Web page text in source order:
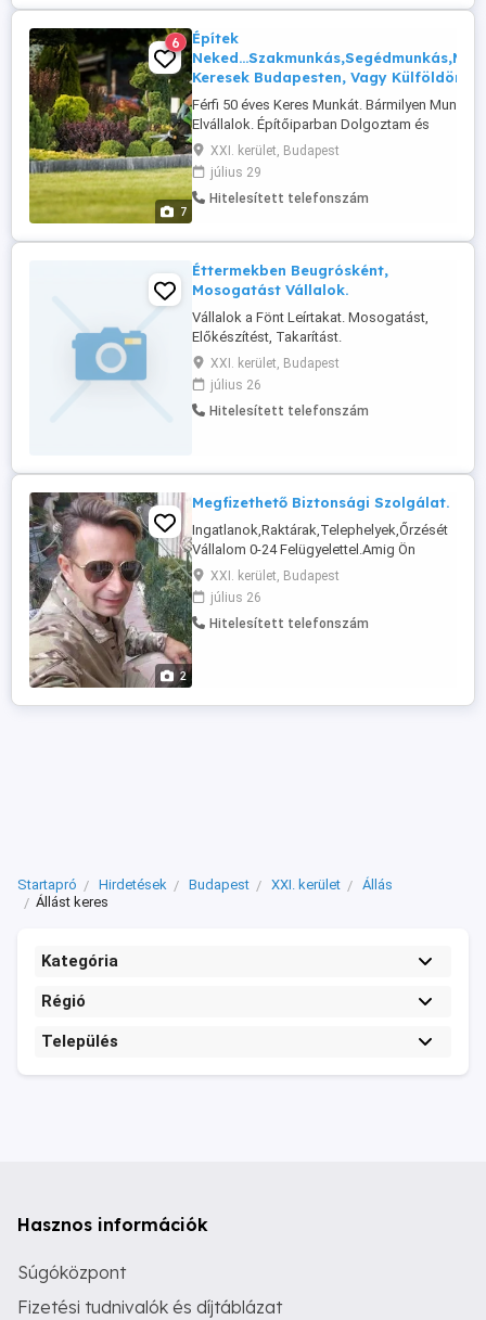
7
6
Építek
Keresek Budapesten, Vagy Külföldön.
Férfi 50 éves Keres Munkát. Bármilyen Munkát
Elvállalok. Építőiparban Dolgoztam és
Kertészetben és Épűletgépészetben.30 Évig.
Targonca Vizsgával is Rendelkezem.
Érdeklődését Várom a Hívását. Előre is
Köszönöm. Üdv János.
XXI. kerület, Budapest
július 29
Hitelesített telefonszám
Éttermekben Beugrósként,
Mosogatást Vállalok.
Vállalok a Fönt Leírtakat. Mosogatást,
Előkészítést, Takarítást.
XXI. kerület, Budapest
július 26
Hitelesített telefonszám
2
Megfizethető Biztonsági Szolgálat.
Ingatlanok,Raktárak,Telephelyek,Őrzését
Vállalom 0-24 Felügyelettel.Amig Ön
Pihen.....Én Dolgozom....És Minden
Erőmmel ,Tudásommal.....A Törvények
Szigorú Betartássával....Az Ön Ügyét
Szolgálom.Megbízási Szerződéssel.Üdv
XXI. kerület, Budapest
július 26
Hitelesített telefonszám
Startapró Hirdetések Budapest XXI. kerület
Állás
Állást keres
Kategória
Régió
Település
Hasznos információk
Súgóközpont
Fizetési tudnivalók és díjtáblázat